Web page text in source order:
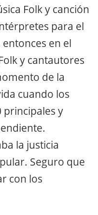
Folk y canción
para el
en el
y cantautores
de la
cuando los
principales y
la justicia
Seguro que
con los